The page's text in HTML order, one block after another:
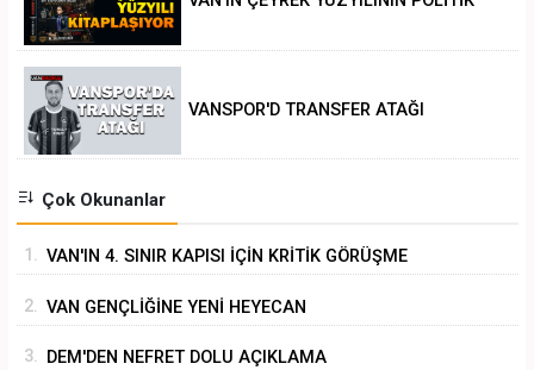
VANSPOR'D TRANSFER ATAĞI
Çok Okunanlar
1. VAN'IN 4. SINIR KAPISI İÇİN KRİTİK GÖRÜŞME
2. VAN GENÇLİĞİNE YENİ HEYECAN
3. DEM'DEN NEFRET DOLU AÇIKLAMA